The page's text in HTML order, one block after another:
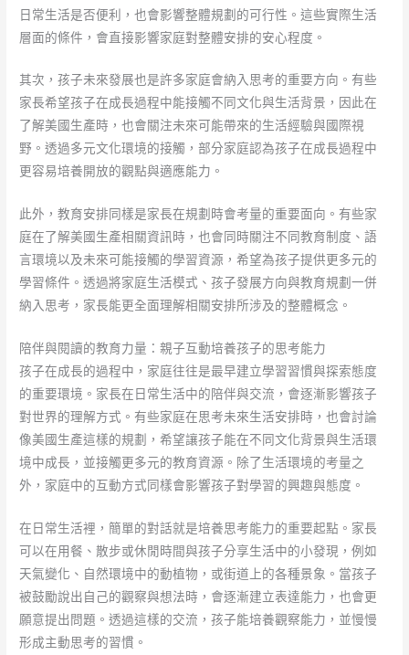
日常生活是否便利，也會影響整體規劃的可行性。這些實際生活
層面的條件，會直接影響家庭對整體安排的安心程度。
其次，孩子未來發展也是許多家庭會納入思考的重要方向。有些
家長希望孩子在成長過程中能接觸不同文化與生活背景，因此在
了解美國生產時，也會關注未來可能帶來的生活經驗與國際視
野。透過多元文化環境的接觸，部分家庭認為孩子在成長過程中
更容易培養開放的觀點與適應能力。
此外，教育安排同樣是家長在規劃時會考量的重要面向。有些家
庭在了解美國生產相關資訊時，也會同時關注不同教育制度、語
言環境以及未來可能接觸的學習資源，希望為孩子提供更多元的
學習條件。透過將家庭生活模式、孩子發展方向與教育規劃一併
納入思考，家長能更全面理解相關安排所涉及的整體概念。
陪伴與閱讀的教育力量：親子互動培養孩子的思考能力
孩子在成長的過程中，家庭往往是最早建立學習習慣與探索態度
的重要環境。家長在日常生活中的陪伴與交流，會逐漸影響孩子
對世界的理解方式。有些家庭在思考未來生活安排時，也會討論
像美國生產這樣的規劃，希望讓孩子能在不同文化背景與生活環
境中成長，並接觸更多元的教育資源。除了生活環境的考量之
外，家庭中的互動方式同樣會影響孩子對學習的興趣與態度。
在日常生活裡，簡單的對話就是培養思考能力的重要起點。家長
可以在用餐、散步或休閒時間與孩子分享生活中的小發現，例如
天氣變化、自然環境中的動植物，或街道上的各種景象。當孩子
被鼓勵說出自己的觀察與想法時，會逐漸建立表達能力，也會更
願意提出問題。透過這樣的交流，孩子能培養觀察能力，並慢慢
形成主動思考的習慣。